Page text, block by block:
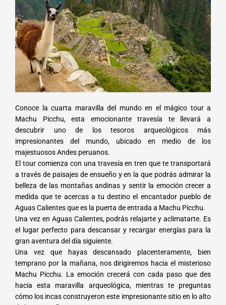
Conoce la cuarta maravilla del mundo en el mágico tour a
Machu Picchu, esta emocionante travesía te llevará a
descubrir uno de los tesoros arqueológicos más
impresionantes del mundo, ubicado en medio de los
majestuosos Andes peruanos.
El tour comienza con una travesía en tren que te transportará
a través de paisajes de ensueño y en la que podrás admirar la
belleza de las montañas andinas y sentir la emoción crecer a
medida que te acercas a tu destino el encantador pueblo de
Aguas Calientes que es la puerta de entrada a Machu Picchu.
Una vez en Aguas Calientes, podrás relajarte y aclimatarte. Es
el lugar perfecto para descansar y recargar energías para la
gran aventura del día siguiente.
Una vez que hayas descansado placenteramente, bien
temprano por la mañana, nos dirigiremos hacia el misterioso
Machu Picchu. La emoción crecerá con cada paso que des
hacia esta maravilla arqueológica, mientras te preguntas
cómo los incas construyeron este impresionante sitio en lo alto